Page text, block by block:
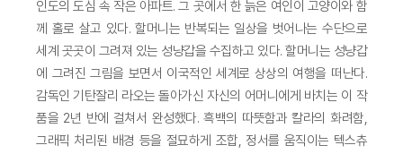
인도의 도심 속 작은 아파트. 그 곳에서 한 늙은 여인이 고양이와 함
께 홀로 살고 있다. 할머니는 반복되는 일상을 벗어나는 수단으로
세계 곳곳이 그려져 있는 성냥갑을 수집하고 있다. 할머니는 성냥갑
에 그려진 그림을 보면서 이국적인 세계로 상상의 여행을 떠난다.
감독인 기탄잘리 라오는 돌아가신 자신의 어머니에게 바치는 이 작
품을 2년 반에 걸쳐서 완성했다. 흑백의 따뜻함과 칼라의 화려함,
그래픽 처리된 배경 등을 절묘하게 조합, 정서를 움직이는 텍스츄